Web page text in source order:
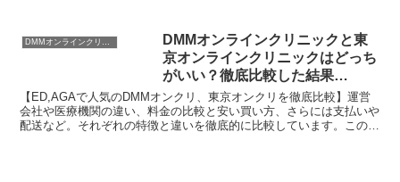
DMMオンラインクリニック
DMMオンラインクリニックと東
京オンラインクリニックはどっち
がいい？徹底比較した結果…
【ED,AGAで人気のDMMオンクリ、東京オンクリを徹底比較】運営
会社や医療機関の違い、料金の比較と安い買い方、さらには支払いや
配送など。それぞれの特徴と違いを徹底的に比較しています。この記